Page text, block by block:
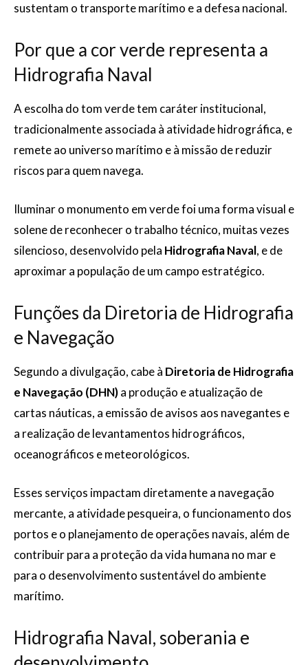
sustentam o transporte marítimo e a defesa nacional.
Por que a cor verde representa a
Hidrografia Naval
A escolha do tom verde tem caráter institucional,
tradicionalmente associada à atividade hidrográfica, e
remete ao universo marítimo e à missão de reduzir
riscos para quem navega.
Iluminar o monumento em verde foi uma forma visual e
solene de reconhecer o trabalho técnico, muitas vezes
silencioso, desenvolvido pela Hidrografia Naval, e de
aproximar a população de um campo estratégico.
Funções da Diretoria de Hidrografia
e Navegação
Segundo a divulgação, cabe à Diretoria de Hidrografia
e Navegação (DHN)a produção e atualização de
cartas náuticas, a emissão de avisos aos navegantes e
a realização de levantamentos hidrográficos,
oceanográficos e meteorológicos.
Esses serviços impactam diretamente a navegação
mercante, a atividade pesqueira, o funcionamento dos
portos e o planejamento de operações navais, além de
contribuir para a proteção da vida humana no mar e
para o desenvolvimento sustentável do ambiente
marítimo.
Hidrografia Naval, soberania e